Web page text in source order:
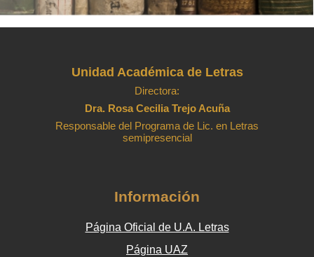
Unidad Académica de Letras
Directora:
Dra. Rosa Cecilia Trejo Acuña
Responsable del Programa de Lic. en Letras
semipresencial
Información
Página Oficial de U.A. Letras
Página UAZ